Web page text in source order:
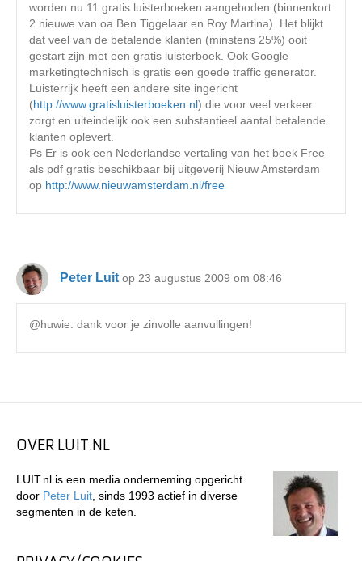
worden nu 11 gratis luisterboeken aangeboden (binnenkort
2 nieuwe van oa Ben Tiggelaar en Roy Martina). Het blijkt
dat veel van de betalende klanten (minstens 25%) ooit
gestart zijn met een gratis luisterboek. Ook Google
marketingtechnisch is gratis een goede traffic generator.
Luisterrijk heeft een andere site ingericht
(http://www.gratisluisterboeken.nl) die voor veel verkeer
zorgt en uiteindelijk ook een substantieel aantal betalende
klanten oplevert.
Ps Er is ook een Nederlandse vertaling van het boek Free
als pdf gratis beschikbaar bij uitgeverij Nieuw Amsterdam
op http://www.nieuwamsterdam.nl/free
Peter Luit op 23 augustus 2009 om 08:46
@huwie: dank voor je zinvolle aanvullingen!
OVER LUIT.NL
LUIT.nl is een media onderneming opgericht
door Peter Luit , sinds 1993 actief in diverse
segmenten in de keten.